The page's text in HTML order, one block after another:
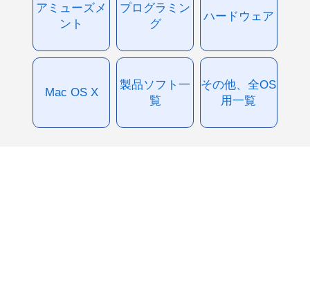
アミューズメ
ント
プログラミン
グ
ハードウェア
Mac OS X
製品ソフト一
覧
その他、全OS
用一覧